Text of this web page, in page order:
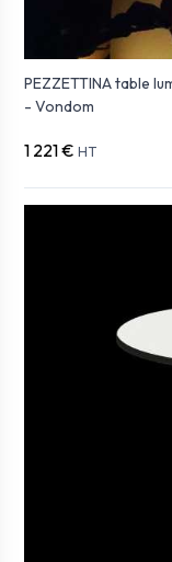
PEZZETTINA table
- Vondom
1 221 € HT